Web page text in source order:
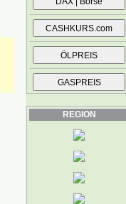
REGION